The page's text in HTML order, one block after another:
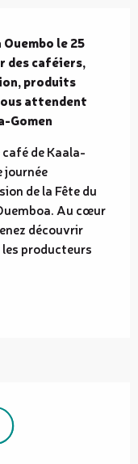
le 25
des caféiers,
produits
attendent
Gomen
de Kaala-
journée
de la Fête du
Au cœur
découvrir
producteurs